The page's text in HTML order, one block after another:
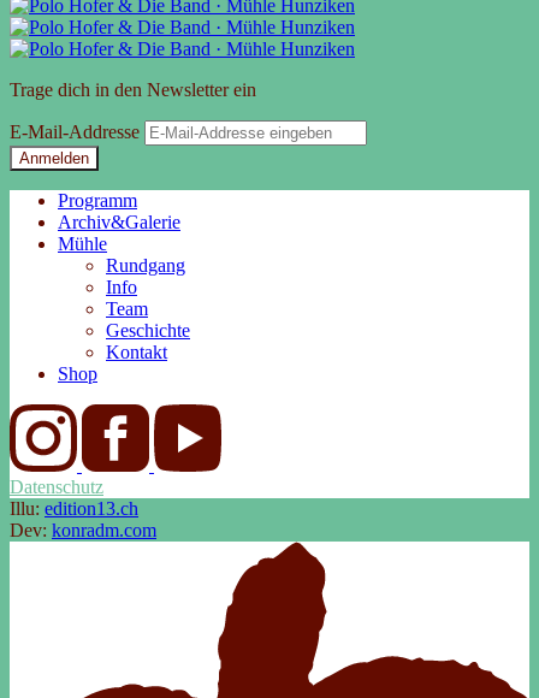
Trage dich in den Newsletter ein
E-Mail-Addresse
Anmelden
Programm
Archiv&Galerie
Mühle
Rundgang
Info
Team
Geschichte
Kontakt
Shop
Datenschutz
Illu: edition13.ch
Dev: konradm.com